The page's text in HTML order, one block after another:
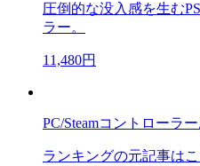
圧倒的な没入感を生む
ラー。
11,480円
PC/Steamコントローラ
ランキングの元記事は